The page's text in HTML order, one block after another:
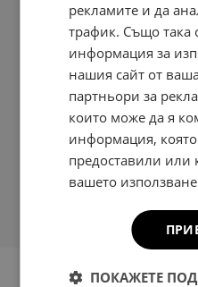
рекламите и да
трафик. Също така
информация за
нашия сайт от
партньори за
които може да я
информация,
предоставили или
вашето
ПОКАЖЕТЕ